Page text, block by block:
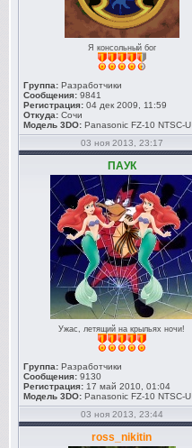
Я консольный бог
Группа: Разработчики
Сообщения: 9841
Регистрация: 04 дек 2009, 11:59
Откуда: Сочи
Модель 3DO: Panasonic FZ-10 NTSC-U
03 ноя 2013, 23:17
ПАУК
Ужас, летящий на крыльях ночи!
Группа: Разработчики
Сообщения: 9130
Регистрация: 17 май 2010, 01:04
Модель 3DO: Panasonic FZ-10 NTSC-U
03 ноя 2013, 23:44
ross_nikitin